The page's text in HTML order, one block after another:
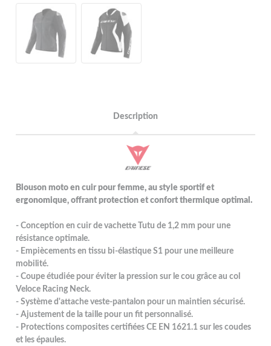
Description
Blouson moto en cuir pour femme, au style sportif et
ergonomique, offrant protection et confort thermique optimal.
- Conception en cuir de vachette Tutu de 1,2 mm pour une
résistance optimale.
- Empiècements en tissu bi-élastique S1 pour une meilleure
mobilité.
- Coupe étudiée pour éviter la pression sur le cou grâce au col
Veloce Racing Neck.
- Système d'attache veste-pantalon pour un maintien sécurisé.
- Ajustement de la taille pour un fit personnalisé.
- Protections composites certifiées CE EN 1621.1 sur les coudes
et les épaules.